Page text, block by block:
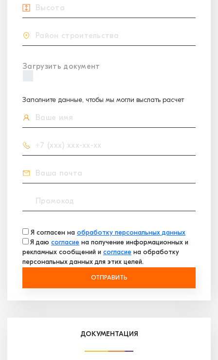
Загрузить документ
Заполните данные, чтобы мы могли выслать расчет
Я согласен на обработку персональных данных
Я даю согласие на получение информационных и
рекламных сообщений и согласие на обработку
персональных данных для этих целей.
ОТПРАВИТЬ
ДОКУМЕНТАЦИЯ